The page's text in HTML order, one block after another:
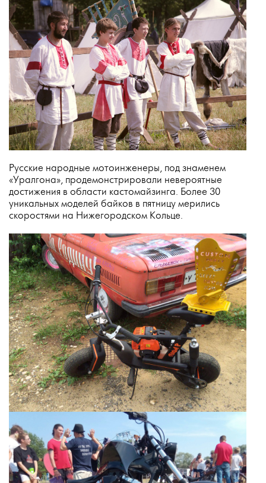
Русские народные мотоинженеры, под знаменем
«Уралгона», продемонстрировали невероятные
достижения в области кастомайзинга. Более 30
уникальных моделей байков в пятницу мерились
скоростями на Нижегородском Кольце.